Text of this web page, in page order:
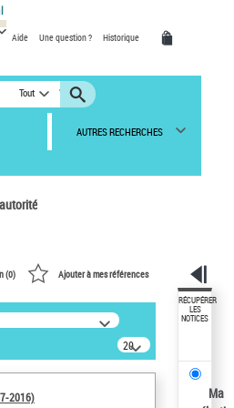
Aide Une question ? Historique
Tout
AUTRES RECHERCHES
les
2016)
(0) Ajouter à mes références
20
résultats/page
2016)
RÉCUPÉRER
LES
NOTICES
Ma